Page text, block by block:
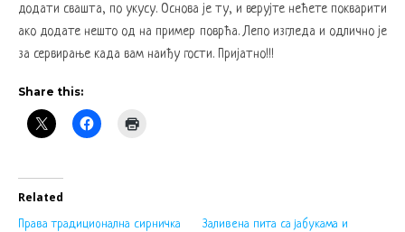
додати свашта, по укусу. Основа је ту, и верујте нећете покварити
ако додате нешто од на пример поврћа. Лепо изгледа и одлично је
за сервирање када вам наиђу гости. Пријатно!!!
Share this:
Related
Права традиционална сирничка
Заливена пита са јабукама и